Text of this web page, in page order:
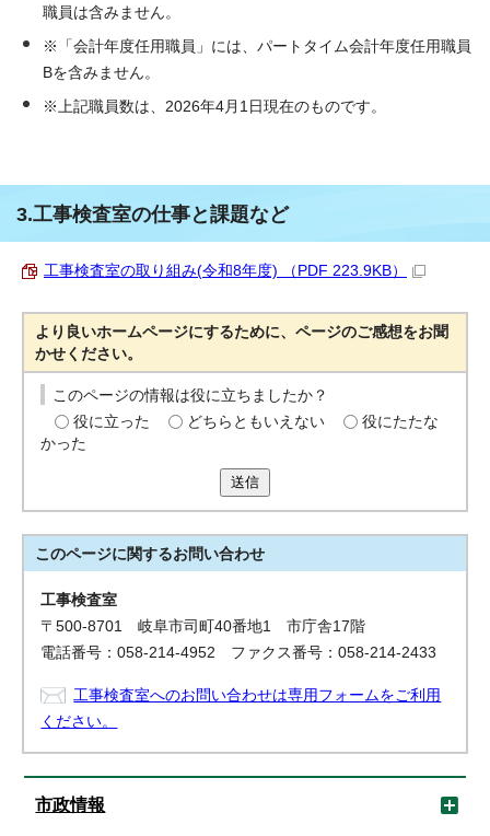
職員は含みません。
※「会計年度任用職員」には、パートタイム会計年度任用職員
Bを含みません。
※上記職員数は、2026年4月1日現在のものです。
3.工事検査室の仕事と課題など
工事検査室の取り組み(令和8年度) （PDF 223.9KB）
より良いホームページにするために、ページのご感想をお聞
かせください。
このページの情報は役に立ちましたか？
役に立った
どちらともいえない
役にたたな
かった
送信
このページに関するお問い合わせ
工事検査室
〒500-8701 岐阜市司町40番地1 市庁舎17階
電話番号：058-214-4952 ファクス番号：058-214-2433
工事検査室へのお問い合わせは専用フォームをご利用
ください。
市政情報